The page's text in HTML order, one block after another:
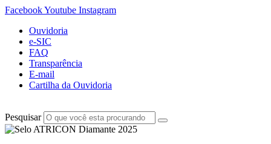
FacebookYoutube Instagram
Ouvidoria
e-SIC
FAQ
Transparência
E-mail
Cartilha da Ouvidoria
Pesquisar